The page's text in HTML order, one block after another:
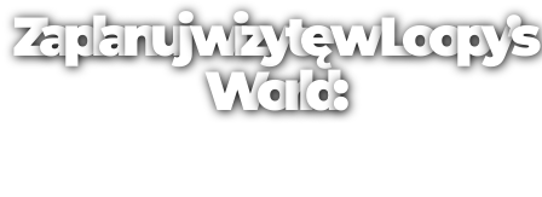
ZaplanujwizytęwLoopy’s
World: